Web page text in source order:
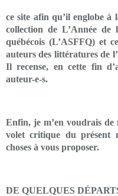
ce site afin qu’il englobe à
collection de L’Année de
québécois (L’ASFFQ) et
auteurs des littératures de
Il recense, en cette fin
auteur-e-s.
Enfin, je m’en voudrais
volet critique du présent
choses à vous proposer.
DE QUELQUES